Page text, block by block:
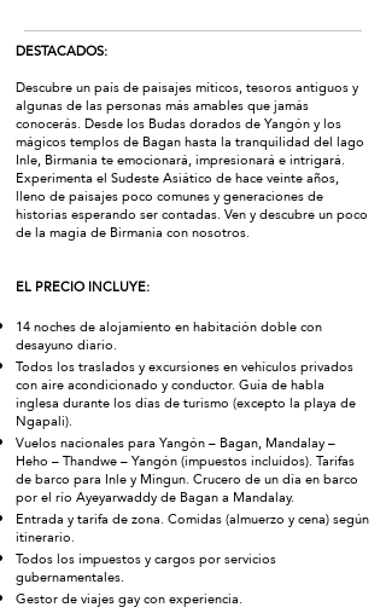
DESTACADOS:
Descubre un país de paisajes míticos, tesoros antiguos y
algunas de las personas más amables que jamás
conocerás. Desde los Budas dorados de Yangón y los
mágicos templos de Bagan hasta la tranquilidad del lago
Inle, Birmania te emocionará, impresionará e intrigará.
Experimenta el Sudeste Asiático de hace veinte años,
lleno de paisajes poco comunes y generaciones de
historias esperando ser contadas. Ven y descubre un poco
de la magia de Birmania con nosotros.
EL PRECIO INCLUYE:
14 noches de alojamiento en habitación doble con
desayuno diario.
Todos los traslados y excursiones en vehículos privados
con aire acondicionado y conductor. Guía de habla
inglesa durante los días de turismo (excepto la playa de
Ngapali).
Vuelos nacionales para Yangón – Bagan, Mandalay –
Heho – Thandwe – Yangón (impuestos incluidos). Tarifas
de barco para Inle y Mingun. Crucero de un día en barco
por el río Ayeyarwaddy de Bagan a Mandalay.
Entrada y tarifa de zona. Comidas (almuerzo y cena) según
itinerario.
Todos los impuestos y cargos por servicios
gubernamentales.
Gestor de viajes gay con experiencia.